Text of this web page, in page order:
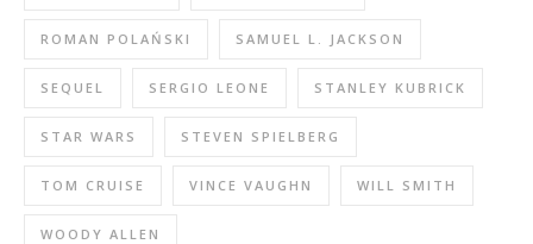
ROMAN POLAŃSKI SAMUEL L. JACKSON
SEQUEL SERGIO LEONE STANLEY KUBRICK
STAR WARS STEVEN SPIELBERG
TOM CRUISE VINCE VAUGHN WILL SMITH
WOODY ALLEN